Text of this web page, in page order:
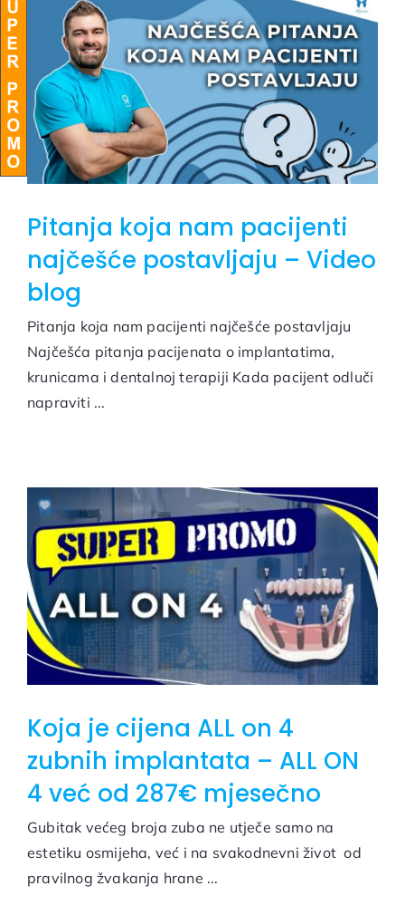
BLOG
Pitanja koja nam pacijenti
najčešće postavljaju – Video
blog
Pitanja koja nam pacijenti najčešće postavljaju
Najčešća pitanja pacijenata o implantatima,
krunicama i dentalnoj terapiji Kada pacijent odluči
napraviti ...
Koja je cijena ALL on 4
zubnih implantata – ALL ON
4 već od 287€ mjesečno
Gubitak većeg broja zuba ne utječe samo na
estetiku osmijeha, već i na svakodnevni život od
pravilnog žvakanja hrane ...